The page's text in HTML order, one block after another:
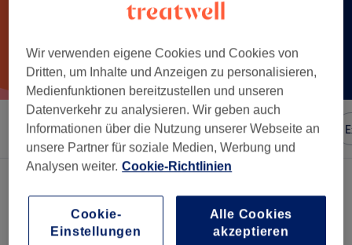
Sortieren nach Besonderheiten Marken Salons
Ein Salon, der anbietet:
Wir verwenden eigene Cookies und Cookies von
Dritten, um Inhalte und Anzeigen zu personalisieren,
Medienfunktionen bereitzustellen und unseren
Datenverkehr zu analysieren. Wir geben auch
Informationen über die Nutzung unserer Webseite an
unsere Partner für soziale Medien, Werbung und
Analysen weiter. Cookie-Richtlinien
Cookie-
Einstellungen
Alle Cookies
akzeptieren